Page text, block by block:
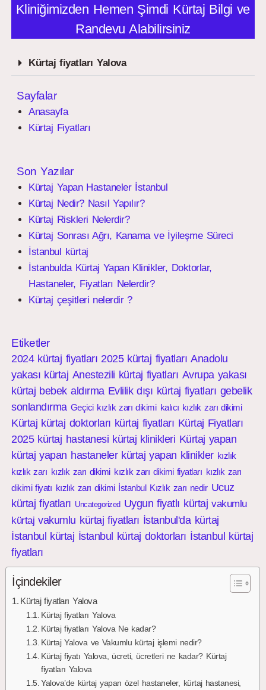
Kliniğimizden Hemen Şimdi Kürtaj Bilgi ve
Randevu Alabilirsiniz
Kürtaj fiyatları Yalova
Sayfalar
Anasayfa
Kürtaj Fiyatları
Son Yazılar
Kürtaj Yapan Hastaneler İstanbul
Kürtaj Nedir? Nasıl Yapılır?
Kürtaj Riskleri Nelerdir?
Kürtaj Sonrası Ağrı, Kanama ve İyileşme Süreci
İstanbul kürtaj
İstanbulda Kürtaj Yapan Klinikler, Doktorlar,
Hastaneler, Fiyatları Nelerdir?
Kürtaj çeşitleri nelerdir ?
Etiketler
2024 kürtaj fiyatları 2025 kürtaj fiyatları Anadolu
yakası kürtaj Anestezili kürtaj fiyatları Avrupa yakası
kürtaj bebek aldırma Evlilik dışı kürtaj fiyatları gebelik
sonlandırma Geçici kızlık zarı dikimi kalıcı kızlık zarı dikimi
Kürtaj kürtaj doktorları kürtaj fiyatları Kürtaj Fiyatları
2025 kürtaj hastanesi kürtaj klinikleri Kürtaj yapan
kürtaj yapan hastaneler kürtaj yapan klinikler kızlık
kızlık zarı kızlık zarı dikimi kızlık zarı dikimi fiyatları kızlık zarı
dikimi fiyatı kızlık zarı dikimi İstanbul Kızlık zarı nedir Ucuz
kürtaj fiyatları Uncategorized Uygun fiyatlı kürtaj vakumlu
kürtaj vakumlu kürtaj fiyatları İstanbul'da kürtaj
İstanbul kürtaj İstanbul kürtaj doktorları İstanbul kürtaj
fiyatları
İçindekiler
Kürtaj fiyatları Yalova
Kürtaj fiyatları Yalova
Kürtaj fiyatları Yalova Ne kadar?
Kürtaj Yalova ve Vakumlu kürtaj işlemi nedir?
Kürtaj fiyatı Yalova, ücreti, ücretleri ne kadar? Kürtaj
fiyatları Yalova
Yalova’de kürtaj yapan özel hastaneler, kürtaj hastanesi,